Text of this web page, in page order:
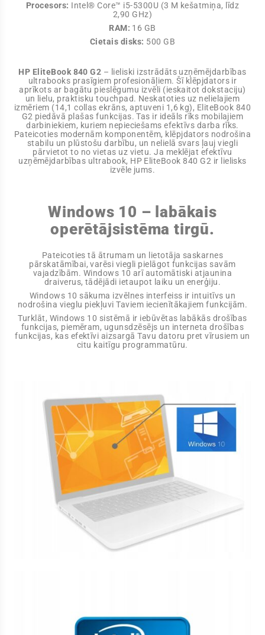
Procesors: Intel® Core™ i5-5300U (3 M kešatmiņa, līdz
2,90 GHz)
RAM: 16 GB
Cietais disks: 500 GB
HP EliteBook 840 G2 – lieliski izstrādāts uzņēmējdarbības
ultrabooks prasīgiem profesionāļiem. Šī klēpjdators ir
aprīkots ar bagātu pieslēgumu izvēli (ieskaitot dokstaciju)
un lielu, praktisku touchpad. Neskatoties uz nelielajiem
izmēriem (14,1 collas ekrāns, aptuveni 1,6 kg), EliteBook 840
G2 piedāvā plašas funkcijas. Tas ir ideāls rīks mobilajiem
darbiniekiem, kuriem nepieciešams efektīvs darba rīks.
Pateicoties modernām komponentēm, klēpjdators nodrošina
stabilu un plūstošu darbību, un nelielā svars ļauj viegli
pārvietot to no vietas uz vietu. Ja meklējat efektīvu
uzņēmējdarbības ultrabook, HP EliteBook 840 G2 ir lielisks
izvēle jums.
Windows 10 – labākais
operētājsistēma tirgū.
Pateicoties tā ātrumam un lietotāja saskarnes
pārskatāmībai, varēsi viegli pielāgot funkcijas savām
vajadzībām. Windows 10 arī automātiski atjaunina
draiverus, tādējādi ietaupot laiku un enerģiju.
Windows 10 sākuma izvēlnes interfeiss ir intuitīvs un
nodrošina vieglu piekļuvi Taviem iecienītākajiem funkcijām.
Turklāt, Windows 10 sistēmā ir iebūvētas labākās drošības
funkcijas, piemēram, ugunsdzēsējs un interneta drošības
funkcijas, kas efektīvi aizsargā Tavu datoru pret vīrusiem un
citu kaitīgu programmatūru.